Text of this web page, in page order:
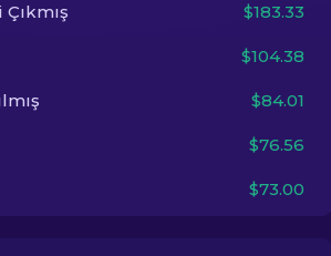
$183.33
$104.38
$84.01
$76.56
$73.00